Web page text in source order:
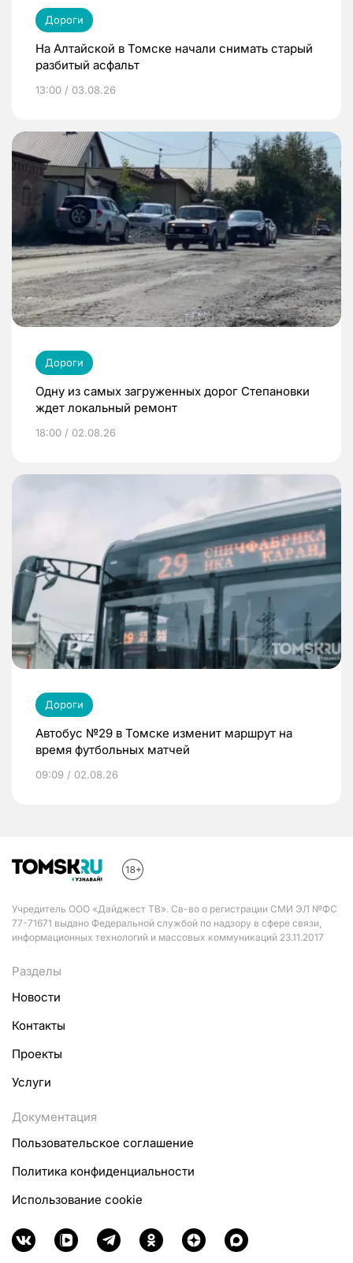
Дороги
На Алтайской в Томске начали снимать старый
разбитый асфальт
13:00 / 03.08.26
Дороги
Одну из самых загруженных дорог Степановки
ждет локальный ремонт
18:00 / 02.08.26
Дороги
Автобус №29 в Томске изменит маршрут на
время футбольных матчей
09:09 / 02.08.26
Учредитель ООО «Дайджест ТВ». Св-во о регистрации СМИ ЭЛ №ФС
77-71671 выдано Федеральной службой по надзору в сфере связи,
информационных технологий и массовых коммуникаций 23.11.2017
Разделы
Новости
Контакты
Проекты
Услуги
Документация
Пользовательское соглашение
Политика конфиденциальности
Использование cookie